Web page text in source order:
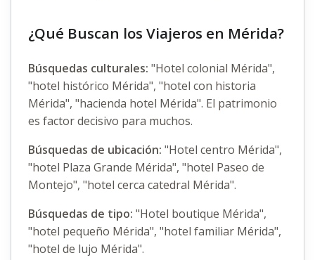
¿Qué Buscan los Viajeros en Mérida?
Búsquedas culturales: "Hotel colonial Mérida",
"hotel histórico Mérida", "hotel con historia
Mérida", "hacienda hotel Mérida". El patrimonio
es factor decisivo para muchos.
Búsquedas de ubicación: "Hotel centro Mérida",
"hotel Plaza Grande Mérida", "hotel Paseo de
Montejo", "hotel cerca catedral Mérida".
Búsquedas de tipo: "Hotel boutique Mérida",
"hotel pequeño Mérida", "hotel familiar Mérida",
"hotel de lujo Mérida".